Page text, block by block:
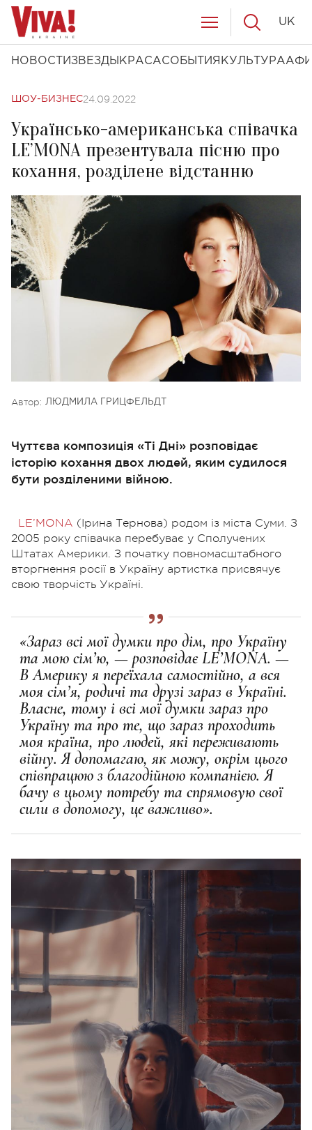
НОВОСТИ ЗВЕЗДЫ КРАСАСОБЫТИЯ КУЛЬТУРА
UK
ШОУ-БИЗНЕС24.09.2022
Українсько-американська співачка
LE’MONA презентувала пісню про
кохання, розділене відстанню
Автор: ЛЮДМИЛА ГРИЦФЕЛЬДТ
Чуттєва композиція «Ті Дні» розповідає
історію кохання двох людей, яким судилося
бути розділеними війною.
LE’MONA (Ірина Тернова) родом із міста Суми. З
2005 року співачка перебуває у Сполучених
Штатах Америки. З початку повномасштабного
вторгнення росії в Україну артистка присвячує
свою творчість Україні.
«Зараз всі мої думки про дім, про Україну
та мою сім’ю, — розповідає LE’MONA. —
В Америку я переїхала самостійно, а вся
моя сім’я, родичі та друзі зараз в Україні.
Власне, тому і всі мої думки зараз про
Україну та про те, що зараз проходить
моя країна, про людей, які переживають
війну. Я допомагаю, як можу, окрім цього
співпрацюю з благодійною компанією. Я
бачу в цьому потребу та спрямовую свої
сили в допомогу, це важливо».